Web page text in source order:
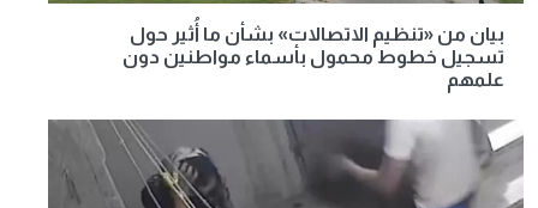
بيان من «تنظيم الاتصالات» بشأن ما أُثير حول
تسجيل خطوط محمول بأسماء مواطنين دون
علمهم